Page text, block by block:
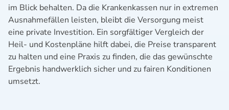
im Blick behalten. Da die Krankenkassen nur in extremen
Ausnahmefällen leisten, bleibt die Versorgung meist
eine private Investition. Ein sorgfältiger Vergleich der
Heil- und Kostenpläne hilft dabei, die Preise transparent
zu halten und eine Praxis zu finden, die das gewünschte
Ergebnis handwerklich sicher und zu fairen Konditionen
umsetzt.